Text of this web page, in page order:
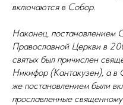
включаются в Собор.
Наконец, постановлением
Православной Церкви в
святых был причислен
Никифор (Кантакузен), а в
же постановлением были
прославленные